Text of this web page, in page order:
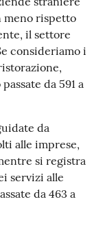
meno rispetto
il settore
consideriamo i
da 591 a
da
alle imprese,
si registra
servizi alle
da 463 a